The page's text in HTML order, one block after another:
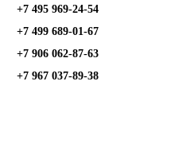
+7 495 969-24-54
+7 499 689-01-67
+7 906 062-87-63
+7 967 037-89-38